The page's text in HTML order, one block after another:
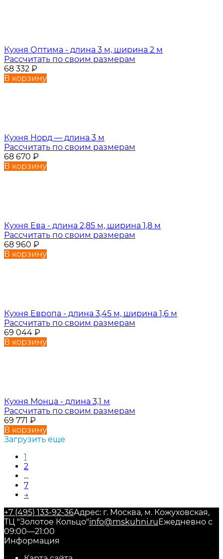
Кухня Оптима - длина 3 м, ширина 2 м
Рассчитать по своим размерам
68 332 ₽
В корзину
Кухня Норд — длина 3 м
Рассчитать по своим размерам
68 670 ₽
В корзину
Кухня Ева - длина 2,85 м, ширина 1,8 м
Рассчитать по своим размерам
68 960 ₽
В корзину
Кухня Европа - длина 3,45 м, ширина 1,6 м
Рассчитать по своим размерам
69 044 ₽
В корзину
Кухня Монца - длина 3,1 м
Рассчитать по своим размерам
69 771 ₽
В корзину
Загрузить еще
1
2
...
7
→
+7 (495) 133-92-36Адрес: г. Москва, м. Кожуховская,
ТЦ "Золотое Кольцо"info@mskuhni.ruЕжедневно с
09:00—21:00
Информация